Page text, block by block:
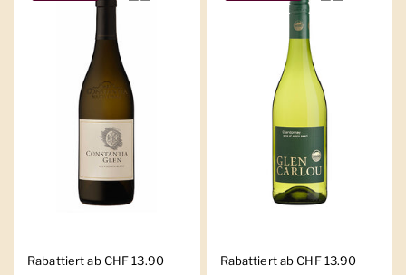
Regulärer Preis
Rabattiert ab CHF 13.90 Regulärer Preis
Rabattiert ab CHF 13.90